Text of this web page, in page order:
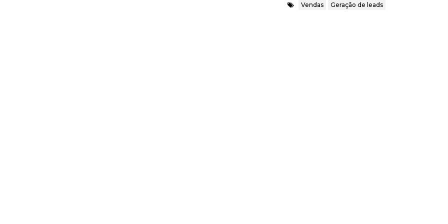
Vendas Geração de leads